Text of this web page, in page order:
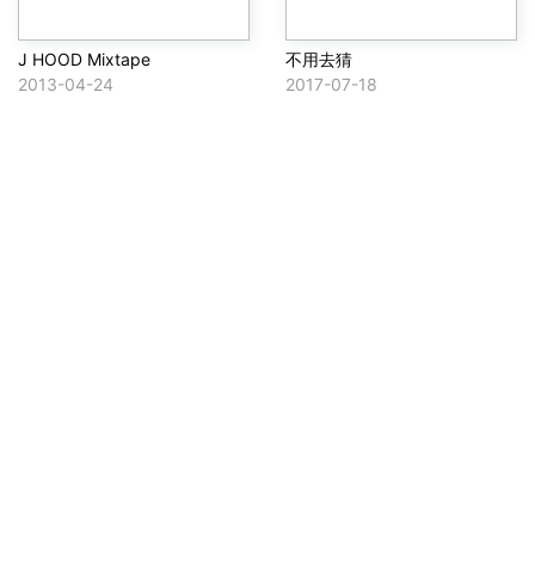
J HOOD Mixtape
2013-04-24
不用去猜
2017-07-18